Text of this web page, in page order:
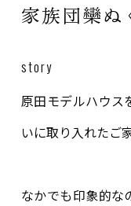
家族団欒ぬ
story
原田モデルハウス
いに取り入れたご
なかでも印象的な